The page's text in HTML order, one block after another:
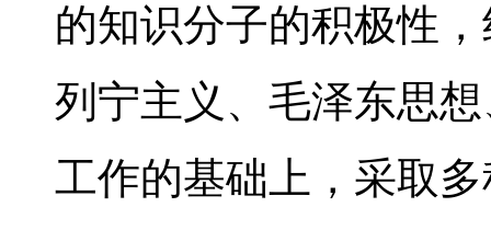
的知识分子的积极性
列宁主义、毛泽东思
工作的基础上，采取